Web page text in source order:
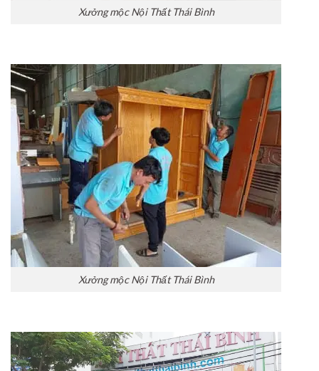
Xưởng mộc Nội Thất Thái Bình
Xưởng mộc Nội Thất Thái Bình